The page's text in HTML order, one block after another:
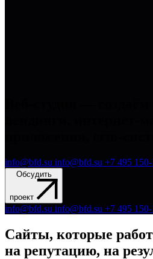
info@bfd.su info@bfd.su +7 495
Обсудить
проект
info@bfd.su info@bfd.su +7 495
Сайты, которые
на репутацию, на